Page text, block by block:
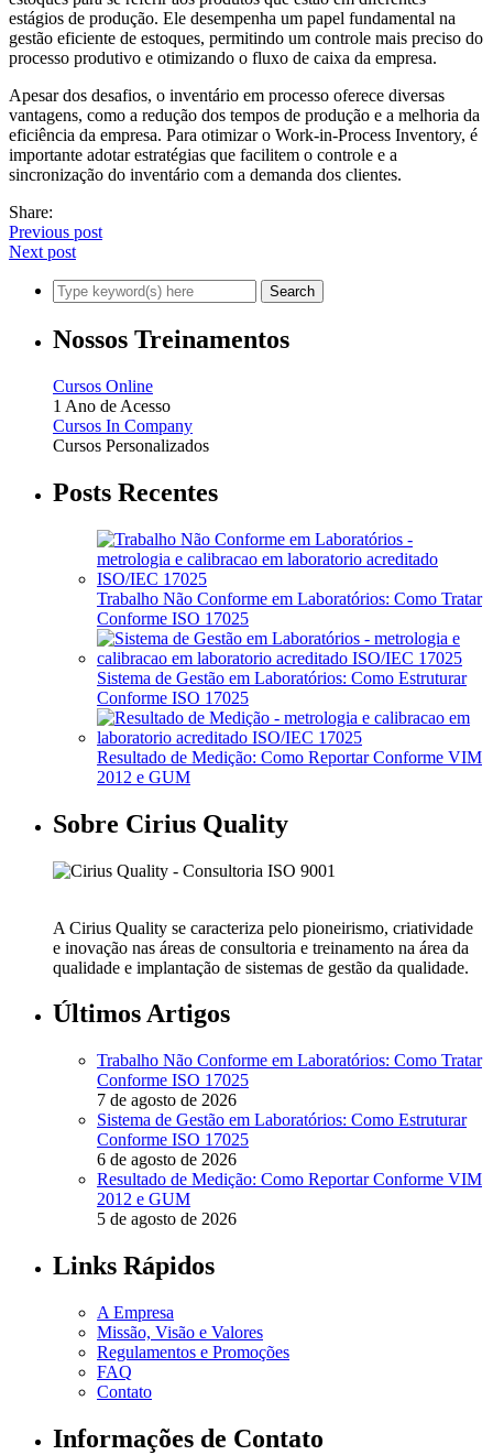
estágios de produção. Ele desempenha um papel fundamental na
gestão eficiente de estoques, permitindo um controle mais preciso do
processo produtivo e otimizando o fluxo de caixa da empresa.
Apesar dos desafios, o inventário em processo oferece diversas
vantagens, como a redução dos tempos de produção e a melhoria da
eficiência da empresa. Para otimizar o Work-in-Process Inventory, é
importante adotar estratégias que facilitem o controle e a
sincronização do inventário com a demanda dos clientes.
Share:
Previous post
Next post
Nossos Treinamentos
Cursos Online
1 Ano de Acesso
Cursos In Company
Cursos Personalizados
Posts Recentes
Trabalho Não Conforme em Laboratórios: Como Tratar
Conforme ISO 17025
Sistema de Gestão em Laboratórios: Como Estruturar
Conforme ISO 17025
Resultado de Medição: Como Reportar Conforme VIM
2012 e GUM
Sobre Cirius Quality
A Cirius Quality se caracteriza pelo pioneirismo, criatividade
e inovação nas áreas de consultoria e treinamento na área da
qualidade e implantação de sistemas de gestão da qualidade.
Últimos Artigos
Trabalho Não Conforme em Laboratórios: Como Tratar
Conforme ISO 17025
7 de agosto de 2026
Sistema de Gestão em Laboratórios: Como Estruturar
Conforme ISO 17025
6 de agosto de 2026
Resultado de Medição: Como Reportar Conforme VIM
2012 e GUM
5 de agosto de 2026
Links Rápidos
A Empresa
Missão, Visão e Valores
Regulamentos e Promoções
FAQ
Contato
Informações de Contato